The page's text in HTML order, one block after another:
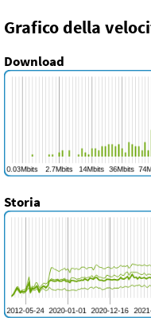
Grafico della
Download
Storia